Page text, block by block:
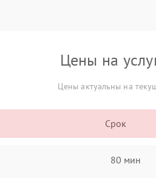
Цены на
Цены актуальны на
Срок
80 мин